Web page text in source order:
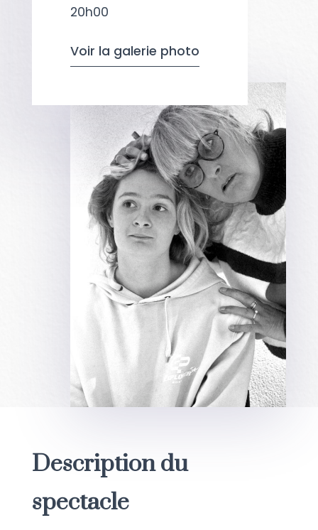
20h00
Voir la galerie photo
Description du
spectacle